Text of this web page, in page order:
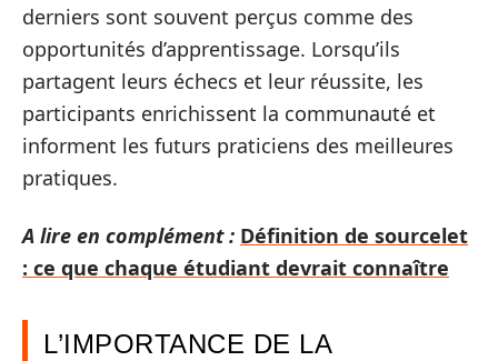
derniers sont souvent perçus comme des
opportunités d’apprentissage. Lorsqu’ils
partagent leurs échecs et leur réussite, les
participants enrichissent la communauté et
informent les futurs praticiens des meilleures
pratiques.
A lire en complément : Définition de sourcelet
: ce que chaque étudiant devrait connaître
L’IMPORTANCE DE LA